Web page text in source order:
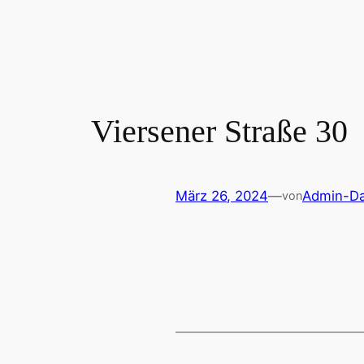
Viersener Straße 30
März 26, 2024—vonAdmin-